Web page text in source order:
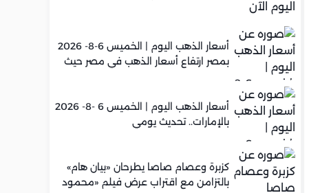
أسعار الذهب اليوم | الخميس 6-8- 2026
بمصر ارتفاع أسعار الذهب في مصر حيث
أسعار الذهب اليوم | الخميس 6 -8- 2026
بالإمارات.. تحديث يومي
كزبرة وعصام صاصا يطرحان «بيان هام»
بالتزامن مع اقتراب عرض فيلم «محمود